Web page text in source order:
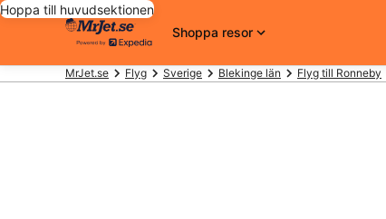
Hoppa till huvudsektionen
Shoppa resor
MrJet.se Flyg Sverige Blekinge län Flyg till Ronneby